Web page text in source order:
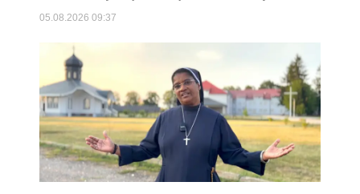
05.08.202609:37